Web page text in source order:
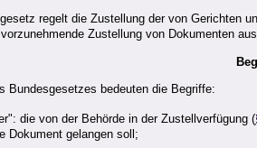
regelt die Zustellung der von Gerichten
Zustellung von Dokumenten
Bundesgesetzes bedeuten die Begriffe:
die von der Behörde in der Zustellverfügung (
Dokument gelangen soll;